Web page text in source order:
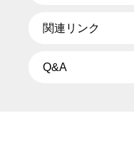
関連リンク
Q&A